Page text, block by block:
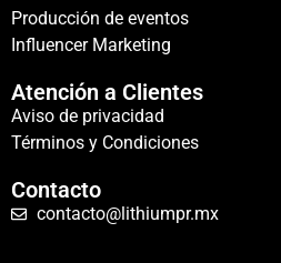
Producción de eventos
Influencer Marketing
Atención a Clientes
Aviso de privacidad
Términos y Condiciones
Contacto
contacto@lithiumpr.mx